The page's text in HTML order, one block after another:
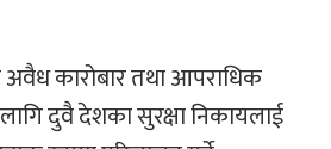
अवैध कारोबार तथा आपराधिक
दुवै देशका सुरक्षा निकायलाई